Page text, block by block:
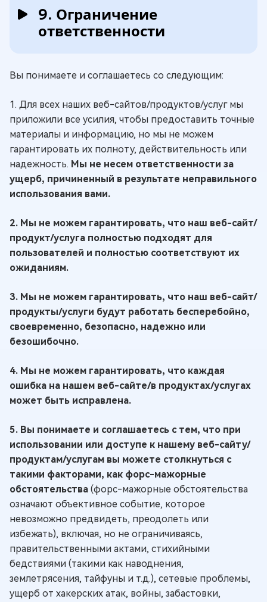
9. Ограничение
ответственности
Вы понимаете и соглашаетесь со следующим:
1. Для всех наших веб-сайтов/продуктов/услуг мы
приложили все усилия, чтобы предоставить точные
материалы и информацию, но мы не можем
гарантировать их полноту, действительность или
надежность. Мы не несем ответственности за
ущерб, причиненный в результате неправильного
использования вами.
2. Мы не можем гарантировать, что наш веб-сайт/
продукт/услуга полностью подходят для
пользователей и полностью соответствуют их
ожиданиям.
3. Мы не можем гарантировать, что наш веб-сайт/
продукты/услуги будут работать бесперебойно,
своевременно, безопасно, надежно или
безошибочно.
4. Мы не можем гарантировать, что каждая
ошибка на нашем веб-сайте/в продуктах/услугах
может быть исправлена.
5. Вы понимаете и соглашаетесь с тем, что при
использовании или доступе к нашему веб-сайту/
продуктам/услугам вы можете столкнуться с
такими факторами, как форс-мажорные
обстоятельства (форс-мажорные обстоятельства
означают объективное событие, которое
невозможно предвидеть, преодолеть или
избежать), включая, но не ограничиваясь,
правительственными актами, стихийными
бедствиями (такими как наводнения,
землетрясения, тайфуны и т.д.), сетевые проблемы,
ущерб от хакерских атак, войны, забастовки,